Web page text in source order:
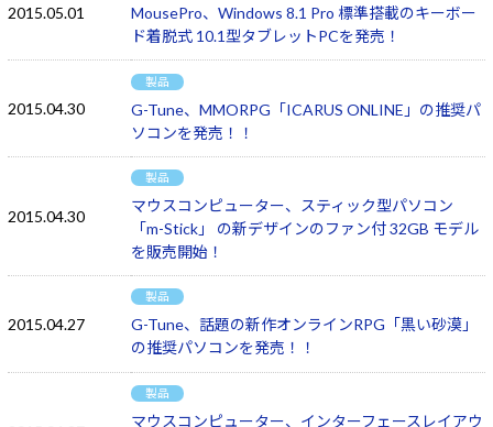
2015.05.01
MousePro、Windows 8.1 Pro 標準搭載のキーボー
ド着脱式 10.1型タブレットPCを発売！
2015.04.30
製品
G-Tune、MMORPG「ICARUS ONLINE」の推奨パ
ソコンを発売！！
2015.04.30
製品
マウスコンピューター、スティック型パソコン
「m-Stick」 の新デザインのファン付 32GB モデル
を販売開始！
2015.04.27
製品
G-Tune、話題の新作オンラインRPG「黒い砂漠」
の推奨パソコンを発売！！
製品
マウスコンピューター、インターフェースレイアウ